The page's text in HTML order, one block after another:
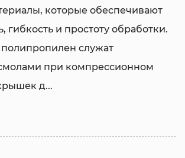
которые обеспечивают
гибкость и простоту обработки.
служат
при компрессионном
д...